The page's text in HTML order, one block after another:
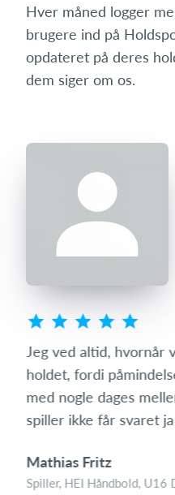
Hver måned logger
brugere ind på
opdateret på deres
dem siger om os.
Jeg ved altid, hvornår
holdet, fordi
med nogle dages
spiller ikke får svaret
Mathias Fritz
Spiller, HEI Håndbold, U16